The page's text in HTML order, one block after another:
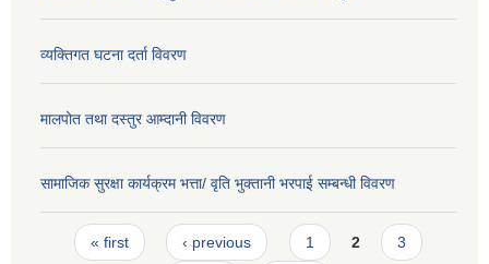
व्यक्तिगत घटना दर्ता विवरण
मालपोत तथा दस्तुर आम्दानी विवरण
सामाजिक सुरक्षा कार्यक्रम भत्ता/ वृति भुक्तानी भरपाई सम्बन्धी विवरण
Pages
« first ‹ previous 1 2 3